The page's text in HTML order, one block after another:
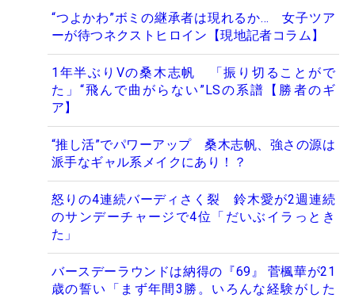
“つよかわ”ボミの継承者は現れるか… 女子ツア
ーが待つネクストヒロイン【現地記者コラム】
1年半ぶりVの桑木志帆 「振り切ることがで
た」“飛んで曲がらない”LSの系譜【勝者のギ
ア】
“推し活”でパワーアップ 桑木志帆、強さの源は
派手なギャル系メイクにあり！？
怒りの4連続バーディさく裂 鈴木愛が2週連続
のサンデーチャージで4位「だいぶイラっとき
た」
バースデーラウンドは納得の『69』 菅楓華が21
歳の誓い「まず年間3勝。いろんな経験がした